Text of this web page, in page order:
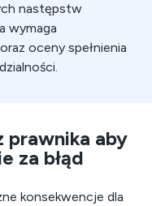
następstw
wymaga
oceny spełnienia
prawnika aby
za błąd
konsekwencje dla